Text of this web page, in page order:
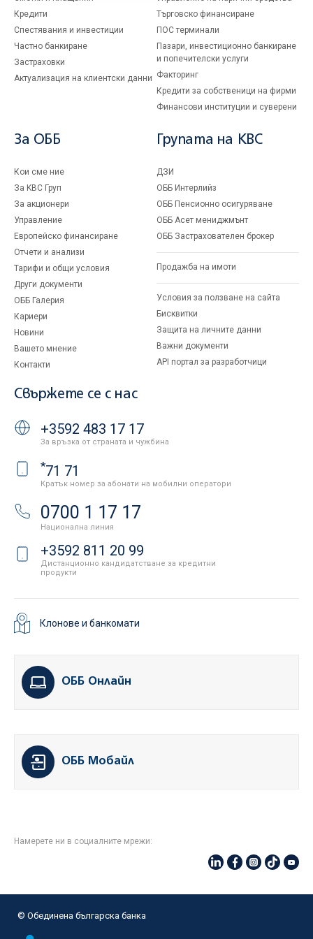
Кредити
Спестявания и инвестиции
Частно банкиране
Застраховки
Актуализация на клиентски данни
Търговско финансиране
ПОС терминали
Пазари, инвестиционно банкиране
и попечителски услуги
Факторинг
Кредити за собственици на фирми
Финансови институции и суверени
За ОББ
Кои сме ние
За KBC Груп
За акционери
Управление
Европейско финансиране
Отчети и анализи
Тарифи и общи условия
Други документи
ОББ Галерия
Кариери
Новини
Вашето мнение
Контакти
Групата на KBC
ДЗИ
ОББ Интерлийз
ОББ Пенсионно осигуряване
ОББ Асет мениджмънт
ОББ Застрахователен брокер
Продажба на имоти
Условия за ползване на сайта
Бисквитки
Защита на личните данни
Важни документи
API портал за разработчици
Свържете се с нас
+3592 483 17 17
За връзка от страната и чужбина
*71 71
Кратък номер за абонати на мобилни оператори
0700 1 17 17
Национална линия
+3592 811 20 99
Дистанционно кандидатстване за кредитни
продукти
Клонове и банкомати
ОББ Онлайн
ОББ Мобайл
Намерете ни в социалните мрежи:
© Oбединена българска банка